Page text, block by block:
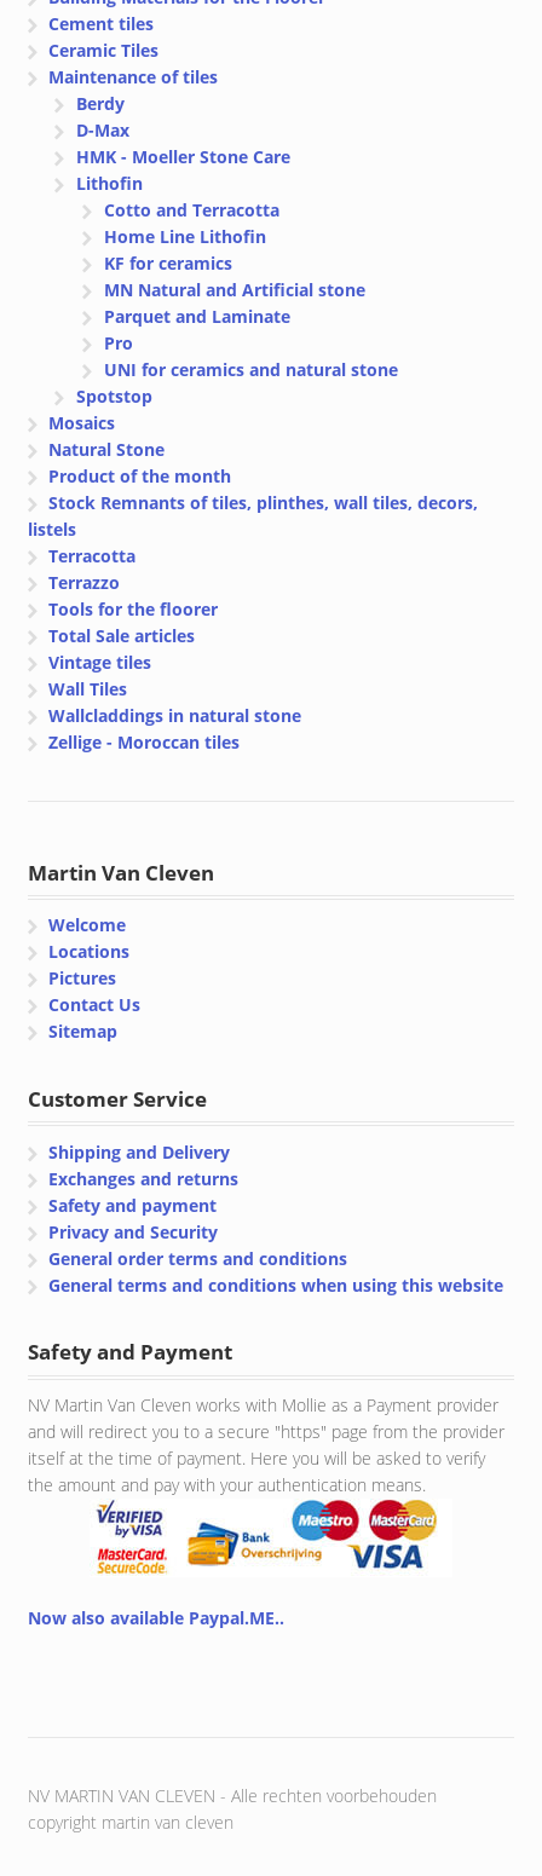
Cement tiles
Ceramic Tiles
Maintenance of tiles
Berdy
D-Max
HMK - Moeller Stone Care
Lithofin
Cotto and Terracotta
Home Line Lithofin
KF for ceramics
MN Natural and Artificial stone
Parquet and Laminate
Pro
UNI for ceramics and natural stone
Spotstop
Mosaics
Natural Stone
Product of the month
Stock Remnants of tiles, plinthes, wall tiles, decors,
listels
Terracotta
Terrazzo
Tools for the floorer
Total Sale articles
Vintage tiles
Wall Tiles
Wallcladdings in natural stone
Zellige - Moroccan tiles
Martin Van Cleven
Welcome
Locations
Pictures
Contact Us
Sitemap
Customer Service
Shipping and Delivery
Exchanges and returns
Safety and payment
Privacy and Security
General order terms and conditions
General terms and conditions when using this website
Safety and Payment
NV Martin Van Cleven works with Mollie as a Payment provider
and will redirect you to a secure "https" page from the provider
itself at the time of payment. Here you will be asked to verify
the amount and pay with your authentication means.
Now also available Paypal.ME..
NV MARTIN VAN CLEVEN - Alle rechten voorbehouden
copyright martin van cleven